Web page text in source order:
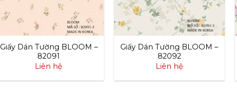
Giấy Dán Tường BLOOM –
82091
Liên hệ
Giấy Dán Tường BLOOM –
82092
Liên hệ